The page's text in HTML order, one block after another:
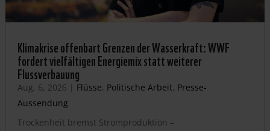
Klimakrise offenbart Grenzen der Wasserkraft: WWF
fordert vielfältigen Energiemix statt weiterer
Flussverbauung
Aug. 6, 2026 | Flüsse, Politische Arbeit, Presse-
Aussendung
Trockenheit bremst Stromproduktion –